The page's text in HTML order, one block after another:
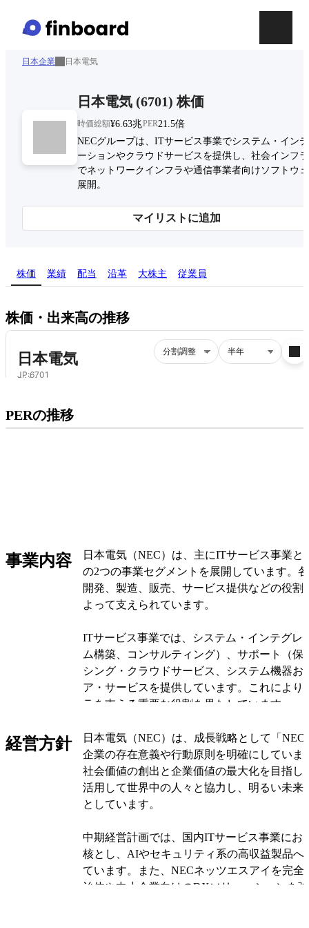
日本企業 日本電気
日本電気 (6701) 株価
時価総額¥6.63兆PER21.5倍
NECグループは、ITサービス事業でシステム・イン
ーションやクラウドサービスを提供し、社会インフ
でネットワークインフラや通信事業者向けソフトウ
展開。
マイリストに追加
株価 業績 配当 沿革 大株主 従業員
株価・出来高の推移
PERの推移プレミアム会員にご登録いただくと、
PERの推移にアクセスできます。
事業内容
日本電気（NEC）は、主にITサービス事業と
の2つの事業セグメントを展開しています。
開発、製造、販売、サービス提供などの役割
よって支えられています。
ITサービス事業では、システム・インテグレ
ム構築、コンサルティング）、サポート（保
シング・クラウドサービス、システム機器お
ア・サービスを提供しています。これにより
ラを支える重要な役割を果たしています。
社会インフラ事業では、ネットワークインフ
ーク、携帯電話基地局、光伝送システム、海
信事業者向けソフトウェア・サービス（OSS
ています。また、エアロスペース・ナショナ
域におけるシステム機器やシステム・インテ
さらに、NECは「その他」の事業として、シ
発・製造・販売を行っています。これにより
技術提供を実現しています。NECグループは
経営方針
日本電気（NEC）は、成長戦略として「NEC
企業の存在意義や行動原則を明確にしていま
社会価値の創出と企業価値の最大化を目指し
活用して世界中の人々と協力し、明るい未来
としています。
中期経営計画では、国内ITサービス事業にお
核とし、AIやセキュリティ系の高収益製品へ
ています。また、NECネッツエスアイを完全
治体や中小企業向けのDXソリューションを